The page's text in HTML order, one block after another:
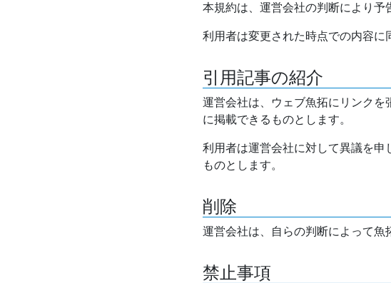
本規約は、運営会社の判断により予
利用者は変更された時点での内容に
引用記事の紹介
運営会社は、ウェブ魚拓にリンク
に掲載できるものとします。
利用者は運営会社に対して異議を
ものとします。
削除
運営会社は、自らの判断によって魚
禁止事項